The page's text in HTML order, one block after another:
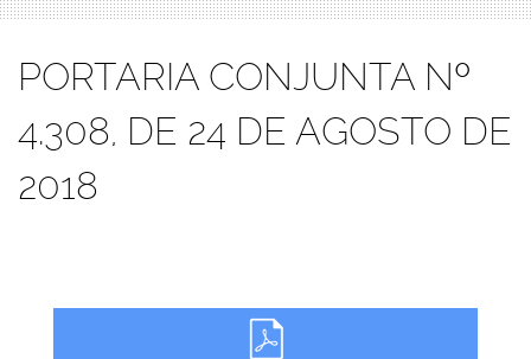
PORTARIA CONJUNTA Nº
4.308, DE 24 DE AGOSTO DE
2018